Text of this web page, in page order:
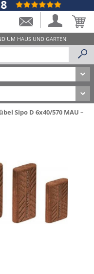
Sipo D 6x40/570 MAU –